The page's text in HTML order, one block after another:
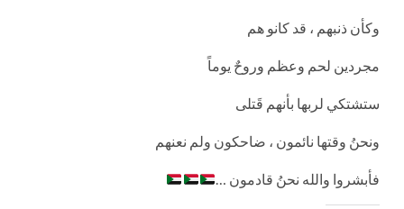
وكأن ذنبهم ، قد كانو هم
مجردين لحم وعظم وروحٌ يوماً
ستشتكي لربها بأنهم قَتلى
ونحنُ وقتها نائمون ، ضاحكون ولم نعنهم
فأبشروا والله نحنُ قادمون …